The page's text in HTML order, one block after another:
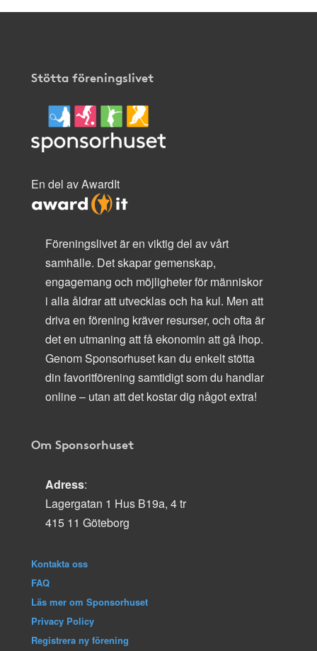
Stötta föreningslivet
En del av AwardIt
Föreningslivet är en viktig del av vårt
samhälle. Det skapar gemenskap,
engagemang och möjligheter för människor
i alla åldrar att utvecklas och ha kul. Men att
driva en förening kräver resurser, och ofta är
det en utmaning att få ekonomin att gå ihop.
Genom Sponsorhuset kan du enkelt stötta
din favoritförening samtidigt som du handlar
online – utan att det kostar dig något extra!
Om Sponsorhuset
Adress:
Lagergatan 1 Hus B19a, 4 tr
415 11 Göteborg
Kontakta oss
FAQ
Läs mer om Sponsorhuset
Privacy Policy
Registrera ny förening